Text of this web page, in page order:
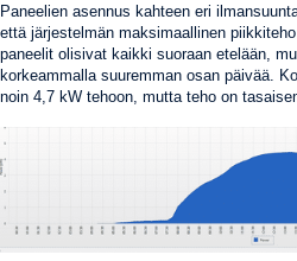
Paneelien asennus kahteen eri
että järjestelmän maksimaallinen
paneelit olisivat kaikki suoraan etelään,
korkeammalla suuremman osan päivää.
noin 4,7 kW tehoon, mutta teho on